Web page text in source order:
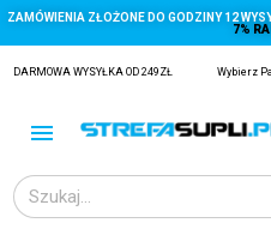
ZAMÓWIENIA ZŁOŻONE DO GODZINY 12
7%
DARMOWA WYSYŁKA OD 249ZŁ Wybierz